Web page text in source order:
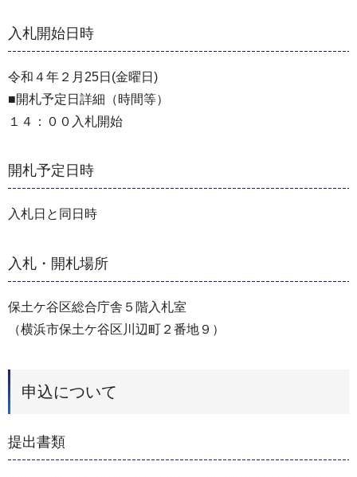
入札開始日時
令和４年２月25日(金曜日)
■開札予定日詳細（時間等）
１４：００入札開始
開札予定日時
入札日と同日時
入札・開札場所
保土ケ谷区総合庁舎５階入札室
（横浜市保土ケ谷区川辺町２番地９）
申込について
提出書類